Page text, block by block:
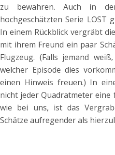
zu bewahren. Auch in
hochgeschätzten Serie LOST
In einem Rückblick vergräbt
mit ihrem Freund ein paar
Flugzeug. (Falls jemand
welcher Episode dies
einen Hinweis freuen.) In
nicht jeder Quadratmeter
wie bei uns, ist das
Schätze aufregender als